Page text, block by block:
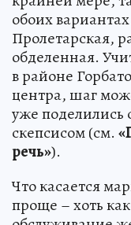
обоих
Пролетарская,
обделенная.
в районе
центра, шаг
уже поделились
скепсисом (см.
речь»).
Что касается
проще – хоть